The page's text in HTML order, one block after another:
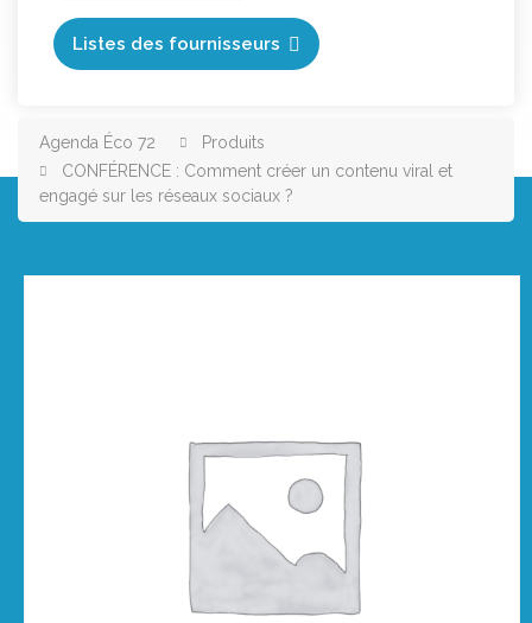
Listes des fournisseurs
Agenda Éco 72
Produits
CONFÉRENCE : Comment créer un contenu viral et
engagé sur les réseaux sociaux ?